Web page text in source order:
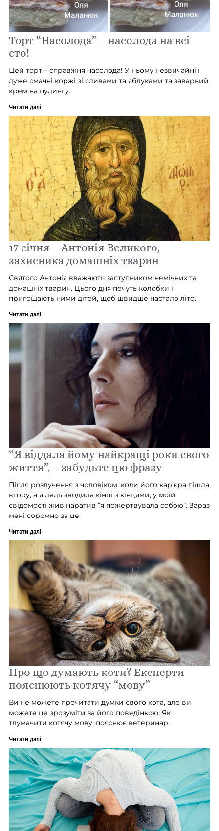
Торт “Насолода” – насолода на всі
сто!
Цей торт – справжня насолода! У ньому незвичайні і
дуже смачні коржі зі сливами та яблуками та заварний
крем на пудингу.
Читати далі
17 січня – Антонія Великого,
захисника домашніх тварин
Святого Антонія вважають заступником немічних та
домашніх тварин. Цього дня печуть колобки і
пригощають ними дітей, щоб швидше настало літо.
Читати далі
“Я віддала йому найкращі роки свого
життя”, – забудьте цю фразу
Після розлучення з чоловіком, коли його кар’єра пішла
вгору, а я ледь зводила кінці з кінцями, у моїй
свідомості жив наратив “я пожертвувала собою”. Зараз
мені соромно за це.
Читати далі
Про що думають коти? Експерти
пояснюють котячу “мову”
Ви не можете прочитати думки свого кота, але ви
можете це зрозуміти за його поведінкою. Як
тлумачити котячу мову, пояснює ветеринар.
Читати далі